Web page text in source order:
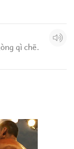
qì chē.